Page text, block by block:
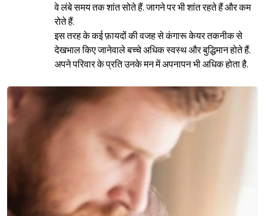
वे लंबे समय तक शांत सोते हैं. जागने पर भी शांत रहते हैं और कम
रोते हैं.
इस तरह के कई फ़ायदों की वजह से कंगारू केयर तकनीक से
देखभाल किए जानेवाले बच्चे अधिक स्वस्थ और बुद्धिमान होते हैं.
अपने परिवार के प्रति उनके मन में अपनापन भी अधिक होता है.